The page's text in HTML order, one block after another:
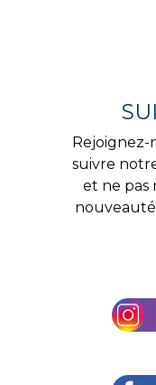
Rejoignez-
suivre
et ne pas